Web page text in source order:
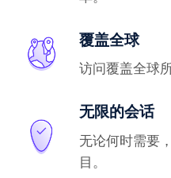
覆盖全球
访问覆盖全球
无限的会话
无论何时需要
目。